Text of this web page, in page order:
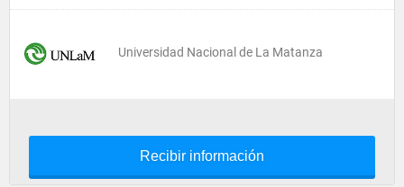
Universidad Nacional de La Matanza
Recibir información